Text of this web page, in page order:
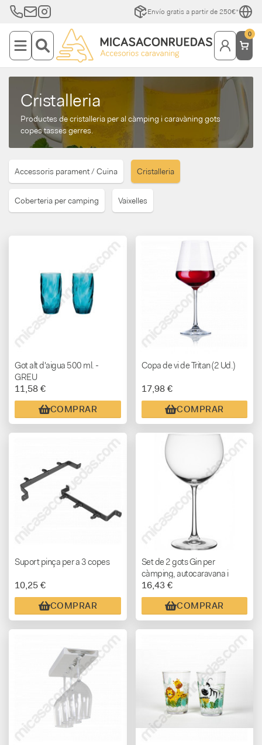
Envío gratis a partir de 250€*
0
Cristalleria
Productes de cristalleria per al càmping i caravàning gots
copes tasses gerres.
Accessoris parament / Cuina Cristalleria
Coberteria per camping Vaixelles
Got alt d'aigua 500 ml. -
GREU
11,58 €
COMPRAR
Copa de vi de Tritan (2 Ud.)
17,98 €
COMPRAR
Suport pinça per a 3 copes
10,25 €
COMPRAR
Set de 2 gots Gin per
càmping, autocaravana i
camper
16,43 €
COMPRAR